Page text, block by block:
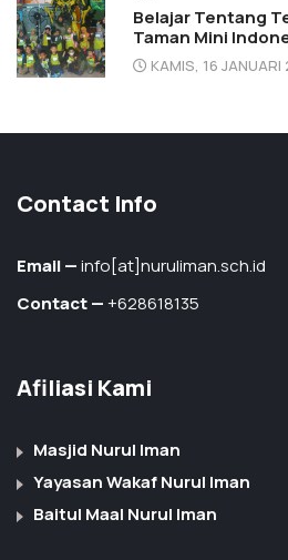
Belajar Tentang
Taman Mini
KAMIS, 16 JANUARI
Contact Info
Email —info[at]nuruliman.sch.id
Contact —+628618135
Afiliasi Kami
Masjid Nurul Iman
Yayasan Wakaf Nurul Iman
Baitul Maal Nurul Iman